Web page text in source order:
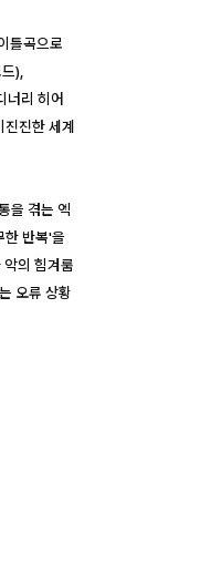
틀곡으로
),
너리 히어
진한 세계
을 겪는 엑
한 반복'을
의 힘겨룸
오류 상황